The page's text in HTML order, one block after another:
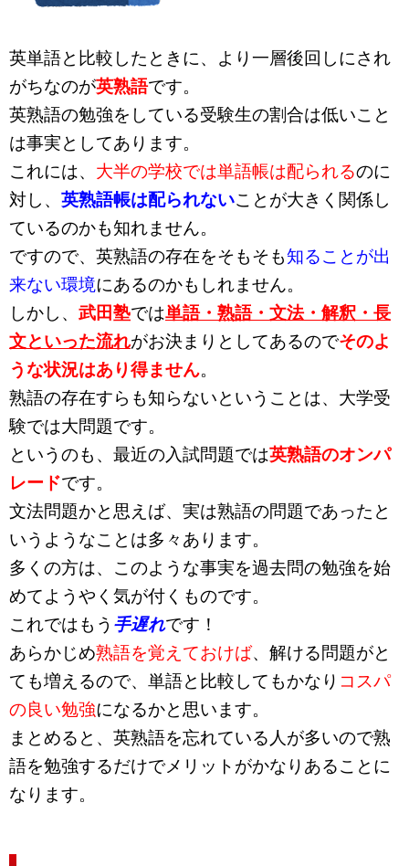
英単語と比較したときに、より一層後回しにされ
がちなのが英熟語です。
英熟語の勉強をしている受験生の割合は低いこと
は事実としてあります。
これには、 大半の学校では単語帳は配られるのに
対し、 英熟語帳は配られないことが大きく関係し
ているのかも知れません。
ですので、英熟語の存在をそもそも知ることが出
来ない環境にあるのかもしれません。
しかし、 武田塾では単語・熟語・文法・解釈・長
文といった流れがお決まりとしてあるのでそのよ
うな状況はあり得ません。
熟語の存在すらも知らないということは、大学受
験では大問題です。
というのも、最近の入試問題では英熟語のオンパ
レードです。
文法問題かと思えば、実は熟語の問題であったと
いうようなことは多々あります。
多くの方は、このような事実を過去問の勉強を始
めてようやく気が付くものです。
これではもう 手遅れです！
あらかじめ熟語を覚えておけば、解ける問題がと
ても増えるので、単語と比較してもかなり コスパ
の良い勉強になるかと思います。
まとめると、英熟語を忘れている人が多いので熟
語を勉強するだけでメリットがかなりあることに
なります。